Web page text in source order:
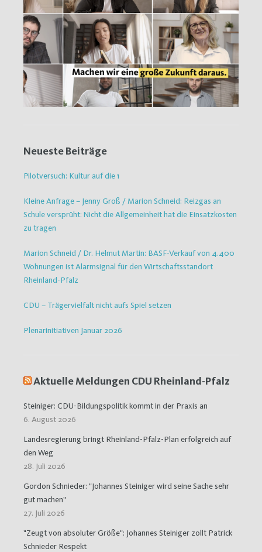
Neueste Beiträge
Pilotversuch: Kultur auf die 1
Kleine Anfrage – Jenny Groß / Marion Schneid: Reizgas an
Schule versprüht: Nicht die Allgemeinheit hat die Einsatzkosten
zu tragen
Marion Schneid / Dr. Helmut Martin: BASF-Verkauf von 4.400
Wohnungen ist Alarmsignal für den Wirtschaftsstandort
Rheinland-Pfalz
CDU – Trägervielfalt nicht aufs Spiel setzen
Plenarinitiativen Januar 2026
Aktuelle Meldungen CDU Rheinland-Pfalz
Steiniger: CDU-Bildungspolitik kommt in der Praxis an
6. August 2026
Landesregierung bringt Rheinland-Pfalz-Plan erfolgreich auf
den Weg
28. Juli 2026
Gordon Schnieder: "Johannes Steiniger wird seine Sache sehr
gut machen"
27. Juli 2026
"Zeugt von absoluter Größe": Johannes Steiniger zollt Patrick
Schnieder Respekt